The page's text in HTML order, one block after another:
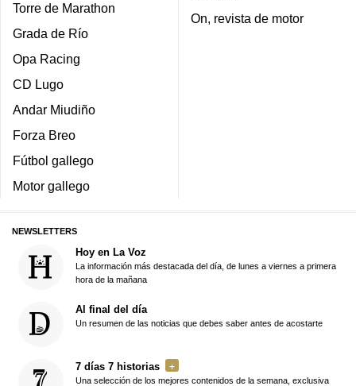
Torre de Marathon
Grada de Río
Opa Racing
CD Lugo
Andar Miudiño
Forza Breo
Fútbol gallego
Motor gallego
On, revista de motor
NEWSLETTERS
Hoy en La Voz
La información más destacada del día, de lunes a viernes a primera
hora de la mañana
Al final del día
Un resumen de las noticias que debes saber antes de acostarte
7 días 7 historias
Una selección de los mejores contenidos de la semana, exclusiva